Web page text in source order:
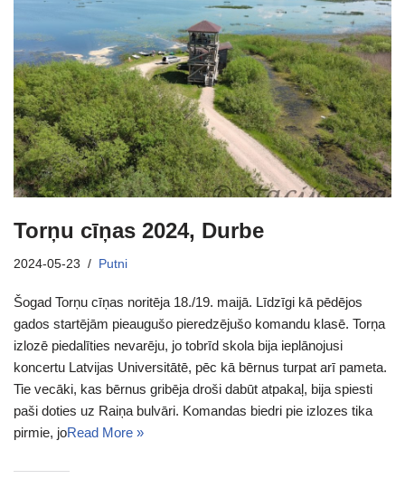
Torņu cīņas 2024, Durbe
2024-05-23 Putni
Šogad Torņu cīņas noritēja 18./19. maijā. Līdzīgi kā pēdējos
gados startējām pieaugušo pieredzējušo komandu klasē. Torņa
izlozē piedalīties nevarēju, jo tobrīd skola bija ieplānojusi
koncertu Latvijas Universitātē, pēc kā bērnus turpat arī pameta.
Tie vecāki, kas bērnus gribēja droši dabūt atpakaļ, bija spiesti
paši doties uz Raiņa bulvāri. Komandas biedri pie izlozes tika
pirmie, joRead More »